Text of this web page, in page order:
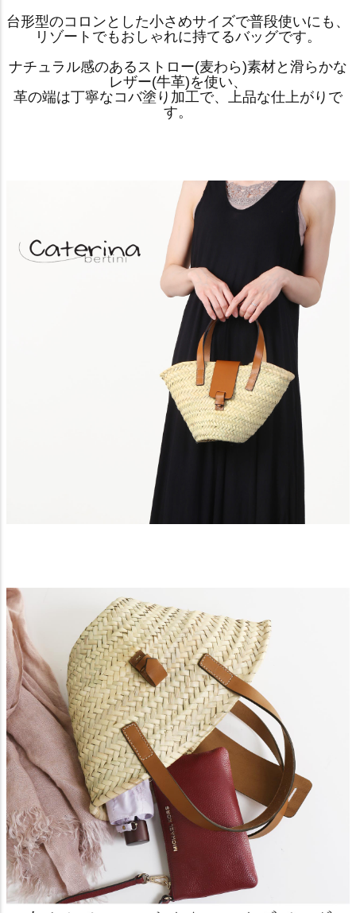
台形型のコロンとした小さめサイズで普段使いにも、
リゾートでもおしゃれに持てるバッグです。
ナチュラル感のあるストロー(麦わら)素材と滑らかな
レザー(牛革)を使い、
革の端は丁寧なコバ塗り加工で、上品な仕上がりで
す。